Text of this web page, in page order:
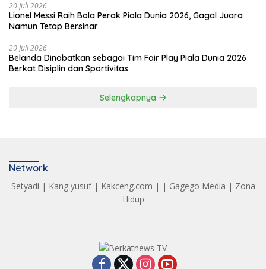
20 Juli 2026
Lionel Messi Raih Bola Perak Piala Dunia 2026, Gagal Juara
Namun Tetap Bersinar
20 Juli 2026
Belanda Dinobatkan sebagai Tim Fair Play Piala Dunia 2026
Berkat Disiplin dan Sportivitas
Selengkapnya
Network
Setyadi | Kang yusuf| Kakceng.com | | Gagego Media | Zona
Hidup